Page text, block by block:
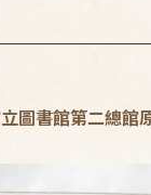
書館第二總館